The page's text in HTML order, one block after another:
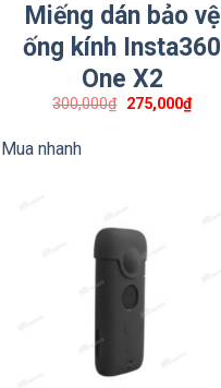
Miếng dán bảo vệ
ống kính Insta360
One X2
300,000₫ Giá
275,000₫Giá
hiện
Mua nhanh